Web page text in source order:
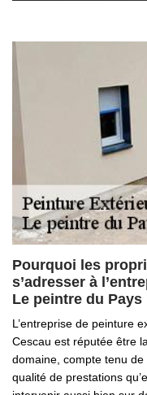
Pourquoi les
s’adresser à
Le peintre du Pays
L’entreprise de peinture
Cescau est réputée être
domaine, compte tenu
qualité de prestations